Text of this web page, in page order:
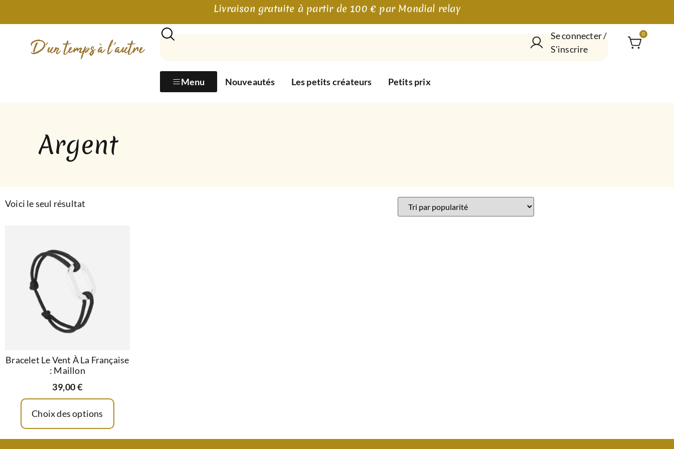
Livraison gratuite à partir de 100 € par Mondial relay
Menu Nouveautés Les petits créateurs Petits prix
Se connecter /
S'inscrire
0
Argent
Voici le seul résultat
Bracelet Le Vent À La Française
: Maillon
39,00€
Choix des options